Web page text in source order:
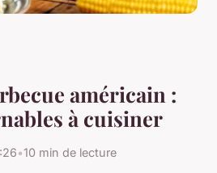
américain :
à cuisiner
•10 min de lecture